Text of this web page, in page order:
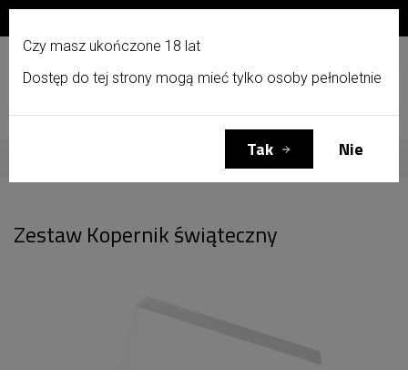
Menu Zaloguj się Koszyk (0)
Zestaw Kopernik świąteczny
Czy masz ukończone 18 lat
Dostęp do tej strony mogą mieć tylko osoby pełnoletnie
Tak Nie